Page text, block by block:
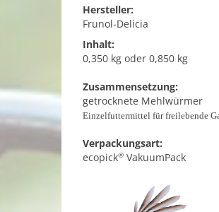
Hersteller:
Frunol-Delicia
Inhalt:
0,350 kg oder 0,850 kg
Zusammensetzung:
getrocknete Mehlwürmer
Einzelfuttermittel für freilebende
Verpackungsart:
ecopick® VakuumPack